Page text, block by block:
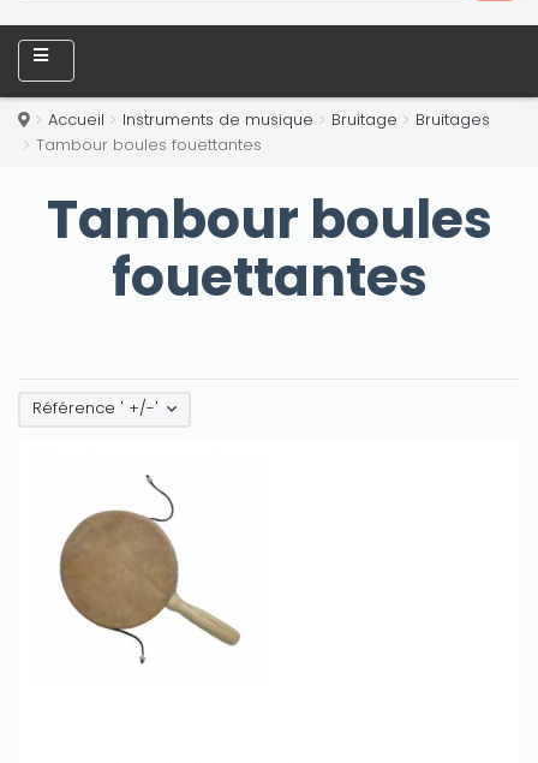
Accueil Instruments de musique Bruitage
Bruitages
Tambour boules fouettantes
Tambour boules
fouettantes
Référence ' +/-'